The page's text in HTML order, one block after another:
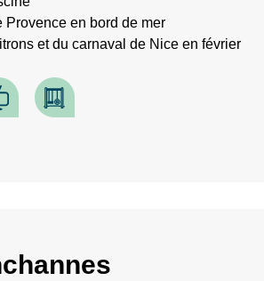
Provence en bord de mer
et du carnaval de Nice en février